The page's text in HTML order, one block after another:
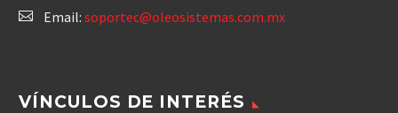
Email: soportec@oleosistemas.com.mx
VÍNCULOS DE INTERÉS